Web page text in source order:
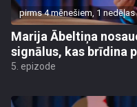
pirms 4 mēnešiem, 1 nedēļas
Marija Ābeltiņa
signālus, kas brīdina
5. epizode